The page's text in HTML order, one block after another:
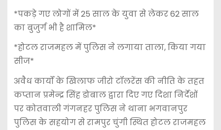
*पकड़े गए लोगों में 25 साल के युवा से लेकर 62 साल
का बुजुर्ग भी है शामिल*
*होटल राजमहल में पुलिस ने लगाया ताला, किया गया
सीज*
अवैध कार्यों के खिलाफ जीरो टॉलरेंस की नीति के तहत
कप्तान प्रमेन्द्र सिंह डोबाल द्वारा दिए गए दिशा निर्देशों
पर कोतवाली गंगनहर पुलिस ने थाना भगवानपुर
पुलिस के सहयोग से रामपुर चुंगी स्थित होटल राजमहल